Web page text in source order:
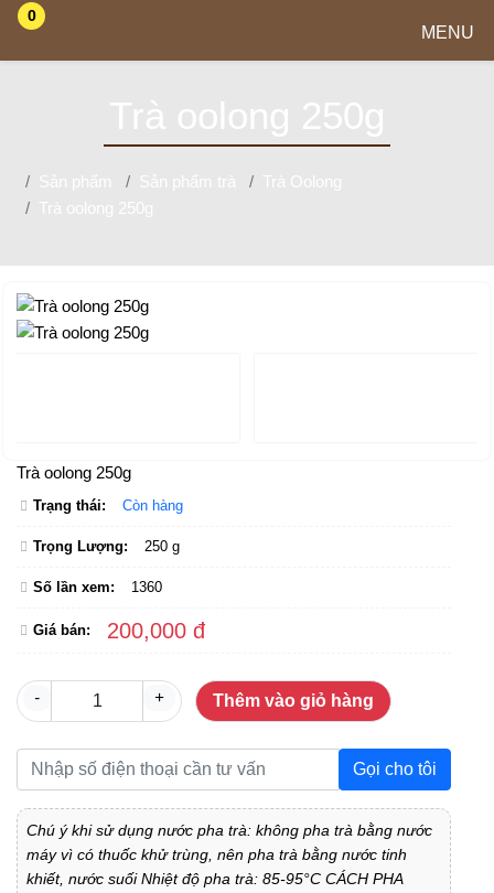
0
MENU
Trà oolong 250g
Trạng thái: Còn hàng
Trọng Lượng: 250 g
Số lần xem: 1360
Giá bán: 200,000 đ
- + Thêm vào giỏ hàng
Gọi cho tôi
Chú ý khi sử dụng nước pha trà: không pha trà bằng nước
máy vì có thuốc khử trùng, nên pha trà bằng nước tinh
khiết, nước suối Nhiệt độ pha trà: 85-95°C CÁCH PHA